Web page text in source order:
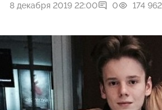
8 декабря 2019 22:00 0 174 962